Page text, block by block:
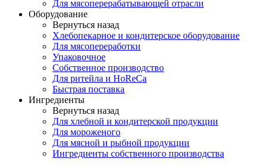
Для мясоперерабатывающей отрасли
Оборудование
Вернуться назад
Хлебопекарное и кондитерское оборудование
Для мясопереработки
Упаковочное
Собственное производство
Для ритейла и HoReCa
Быстрая поставка
Ингредиенты
Вернуться назад
Для хлебной и кондитерской продукции
Для мороженого
Для мясной и рыбной продукции
Ингредиенты собственного производства